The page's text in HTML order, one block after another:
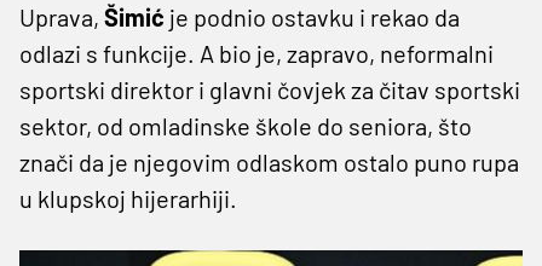
Uprava, Šimić je podnio ostavku i rekao da
odlazi s funkcije. A bio je, zapravo, neformalni
sportski direktor i glavni čovjek za čitav sportski
sektor, od omladinske škole do seniora, što
znači da je njegovim odlaskom ostalo puno rupa
u klupskoj hijerarhiji.